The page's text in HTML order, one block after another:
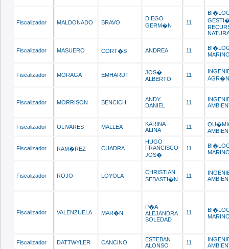
Fiscalizador MALDONADO BRAVO
DIEGO
GERM�N
11
Fiscalizador MASUERO CORT�S ANDREA 11
Fiscalizador MORAGA EMHARDT
JOS�
ALBERTO
11
Fiscalizador MORRISON BENCICH
ANDY
DANIEL
11
Fiscalizador OLIVARES MALLEA
KARINA
ALINA
11
Fiscalizador RAM�REZ CUADRA
HUGO
FRANCISCO
JOS�
11
Fiscalizador ROJO LOYOLA
CHRISTIAN
SEBASTI�N
11
Fiscalizador VALENZUELA MAR�N
P�A
ALEJANDRA
SOLEDAD
11
Fiscalizador DATTWYLER CANCINO
ESTEBAN
ALONSO
11